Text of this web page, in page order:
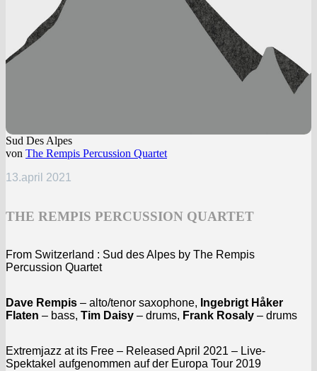
Sud Des Alpes
von The Rempis Percussion Quartet
13.april 2021
THE REMPIS PERCUSSION QUARTET
From Switzerland : Sud des Alpes by The Rempis
Percussion Quartet
Dave Rempis – alto/tenor saxophone, Ingebrigt Håker
Flaten – bass, Tim Daisy – drums, Frank Rosaly – drums
Extremjazz at its Free – Released April 2021 – Live-
Spektakel aufgenommen auf der Europa Tour 2019